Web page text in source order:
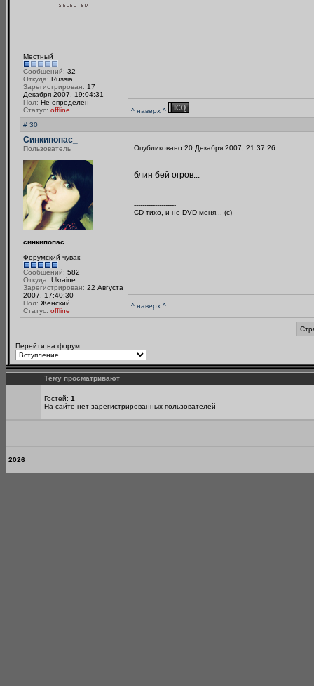
Местный
Сообщений: 32
Откуда: Russia
Зарегистрирован: 17
Декабря 2007, 19:04:31
Пол: Не определен
Статус: offline
^ наверх ^
# 30
Синкипопас_
Пользователь
синкипопас
Форумский чувак
Сообщений: 582
Откуда: Ukraine
Зарегистрирован: 22 Августа
2007, 17:40:30
Пол: Женский
Статус: offline
Опубликовано 20 Декабря 2007, 21:37:26
блин бей огров...
--------------------
CD тихо, и не DVD меня... (с)
^ наверх ^
Перейти на форум:
Тему просматривают
Гостей: 1
На сайте нет зарегистрированных пользователей
2026